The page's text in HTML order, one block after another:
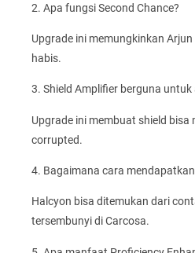
2. Apa fungsi Second Chance?
Upgrade ini memungkinkan
habis.
3. Shield Amplifier berguna untuk
Upgrade ini membuat shield bisa
corrupted.
4. Bagaimana cara
Halcyon bisa ditemukan dari
tersembunyi di Carcosa.